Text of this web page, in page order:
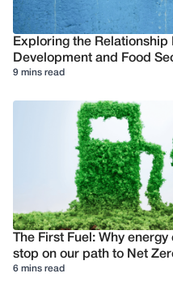
Exploring the Relationship
Development and Food
9 mins read
The First Fuel: Why
stop on our path to Net
6 mins read